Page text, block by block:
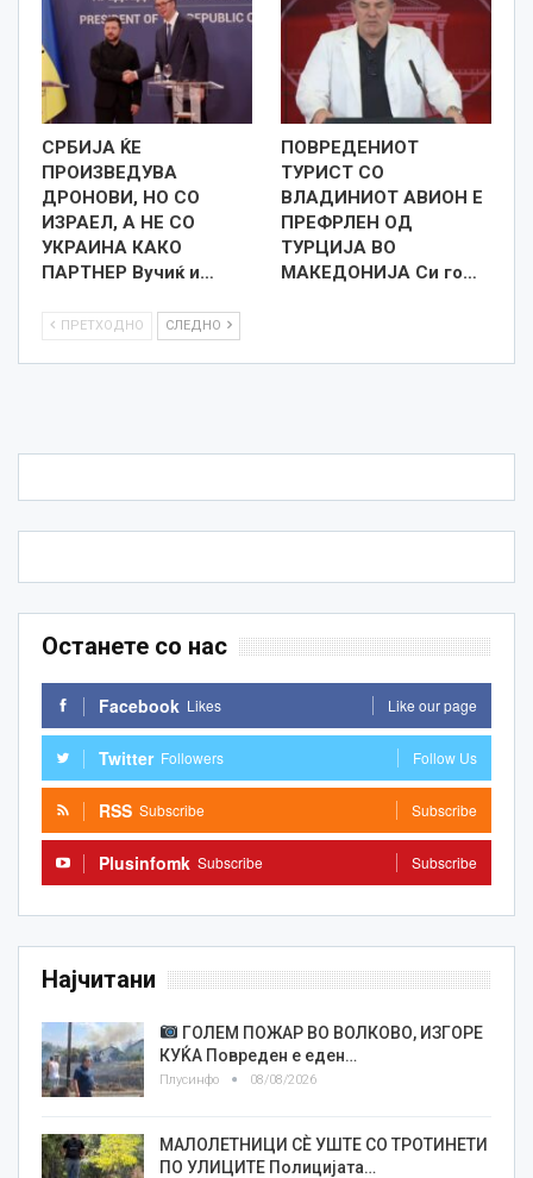
СРБИЈА ЌЕ
ПРОИЗВЕДУВА
ДРОНОВИ, НО СО
ИЗРАЕЛ, А НЕ СО
УКРАИНА КАКО
ПАРТНЕР Вучиќ и…
ПОВРЕДЕНИОТ
ТУРИСТ СО
ВЛАДИНИОТ АВИОН Е
ПРЕФРЛЕН ОД
ТУРЦИЈА ВО
МАКЕДОНИЈА Си го…
ПРЕТХОДНО СЛЕДНО
Останете со нас
Facebook Likes Like our page
Twitter Followers Follow Us
RSS Subscribe Subscribe
Plusinfomk Subscribe Subscribe
Најчитани
ГОЛЕМ ПОЖАР ВО ВОЛКОВО, ИЗГОРЕ
КУЌА Повреден е еден…
Плусинфо 08/08/2026
МАЛОЛЕТНИЦИ СÈ УШТЕ СО ТРОТИНЕТИ
ПО УЛИЦИТЕ Полицијата…